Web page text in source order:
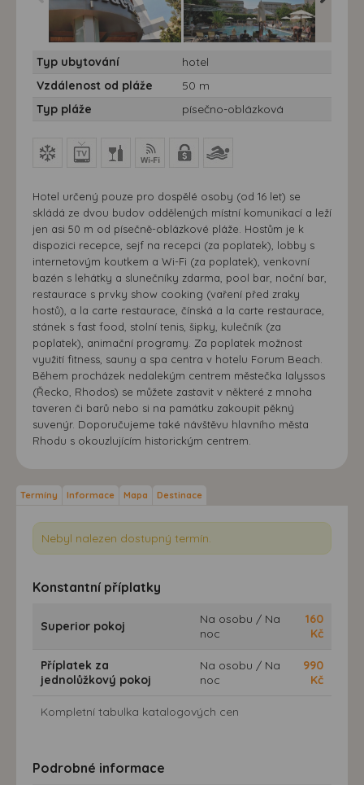
7 nocí - Rhodos, Ialyssos
- Hotel The Residence
7 nocí - Rhodos, Ialyssos
- Hotel The Residence
Typ ubytování
hotel
Vzdálenost od pláže
50 m
Typ pláže
písečno-oblázková
Hotel určený pouze pro dospělé osoby (od 16 let) se
skládá ze dvou budov oddělených místní komunikací a leží
jen asi 50 m od písečně-oblázkové pláže. Hostům je k
dispozici recepce, sejf na recepci (za poplatek), lobby s
internetovým koutkem a Wi-Fi (za poplatek), venkovní
bazén s lehátky a slunečníky zdarma, pool bar, noční bar,
restaurace s prvky show cooking (vaření před zraky
hostů), a la carte restaurace, čínská a la carte restaurace,
stánek s fast food, stolní tenis, šipky, kulečník (za
poplatek), animační programy. Za poplatek možnost
využití fitness, sauny a spa centra v hotelu Forum Beach.
Během procházek nedalekým centrem městečka Ialyssos
(Řecko, Rhodos) se můžete zastavit v některé z mnoha
taveren či barů nebo si na památku zakoupit pěkný
suvenýr. Doporučujeme také návštěvu hlavního města
Rhodu s okouzlujícím historickým centrem.
Termíny Informace Mapa Destinace
Nebyl nalezen dostupný termín.
Konstantní příplatky
Superior pokoj
Na osobu / Na
noc
160
Kč
Příplatek za
jednolůžkový pokoj
Na osobu / Na
noc
990
Kč
Kompletní tabulka katalogových cen
Podrobné informace